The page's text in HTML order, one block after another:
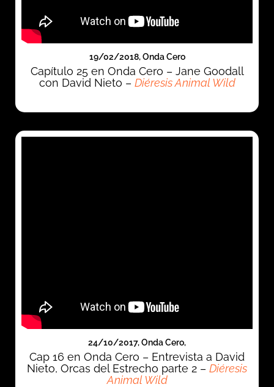
19/02/2018, Onda Cero
Capítulo 25 en Onda Cero – Jane Goodall
con David Nieto – Diéresis Animal Wild
24/10/2017, Onda Cero,
Cap 16 en Onda Cero – Entrevista a David
Nieto, Orcas del Estrecho parte 2 – Diéresis
Animal Wild